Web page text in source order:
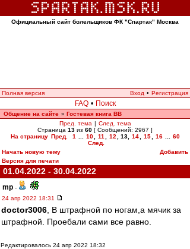
Официальный сайт болельщиков ФК "Спартак" Москва
Полная версия Вход • Регистрация
FAQ • Поиск
Общение на сайте » Гостевая книга ВВ
Пред. тема | След. тема
Страница 13 из 60 [ Сообщений: 2967 ]
На страницу Пред. 1 10 11 12 13, 14 15 16
60
След.
Начать новую тему
Добавить
Версия для печати
01.04.2022 - 30.04.2022
mp -
24 апр 2022 18:31
doctor3006 , В штрафной по ногам,а мячик за
штрафной. Проебали сами все равно.
Редактировалось 24 апр 2022 18:32